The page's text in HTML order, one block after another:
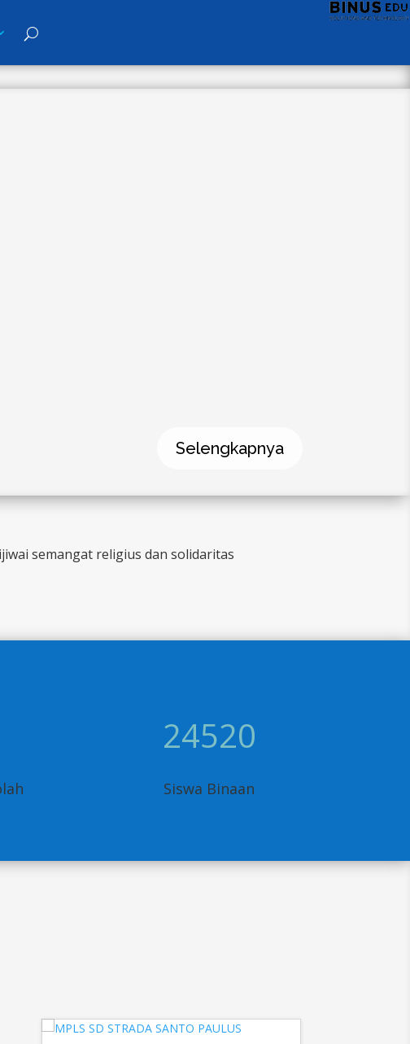
Selengkapnya
semangat religius dan solidaritas
24520
Siswa Binaan